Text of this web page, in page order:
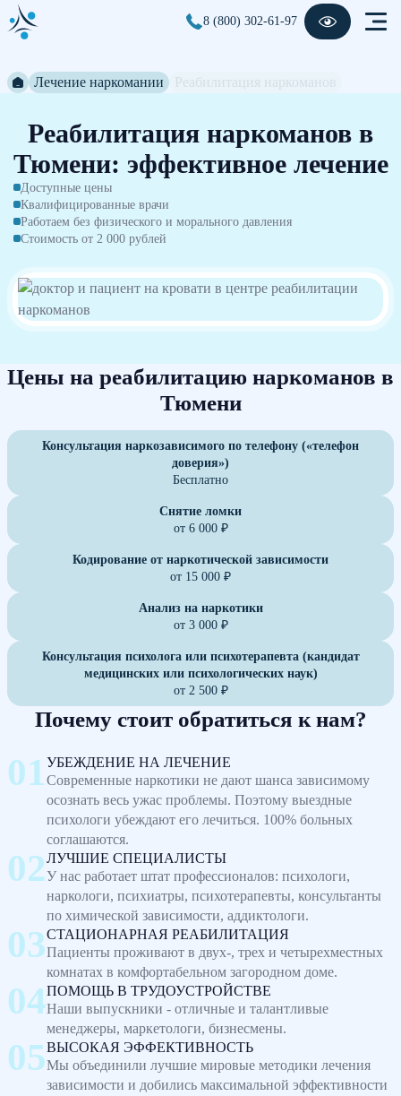
8 (800) 302-61-97
Лечение наркомании
Реабилитация наркоманов в
Тюмени: эффективное лечение
Доступные цены
Квалифицированные врачи
Работаем без физического и морального давления
Стоимость от 2 000 рублей
Цены на реабилитацию наркоманов в
Тюмени
Консультация наркозависимого по телефону («телефон
доверия»)
Бесплатно
Снятие ломки
от 6 000 ₽
Кодирование от наркотической зависимости
от 15 000 ₽
Анализ на наркотики
от 3 000 ₽
Консультация психолога или психотерапевта (кандидат
медицинских или психологических наук)
от 2 500 ₽
Почему стоит обратиться к нам?
УБЕЖДЕНИЕ НА ЛЕЧЕНИЕ
Современные наркотики не дают шанса зависимому
осознать весь ужас проблемы. Поэтому выездные
психологи убеждают его лечиться. 100% больных
соглашаются.
ЛУЧШИЕ СПЕЦИАЛИСТЫ
У нас работает штат профессионалов: психологи,
наркологи, психиатры, психотерапевты, консультанты
по химической зависимости, аддиктологи.
СТАЦИОНАРНАЯ РЕАБИЛИТАЦИЯ
Пациенты проживают в двух-, трех и четырехместных
комнатах в комфортабельном загородном доме.
ПОМОЩЬ В ТРУДОУСТРОЙСТВЕ
Наши выпускники - отличные и талантливые
менеджеры, маркетологи, бизнесмены.
ВЫСОКАЯ ЭФФЕКТИВНОСТЬ
Мы объединили лучшие мировые методики лечения
зависимости и добились максимальной эффективности